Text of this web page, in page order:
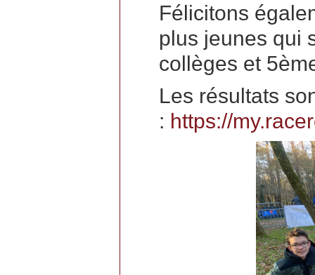
Félicitons
plus jeunes qui
collèges et
Les résultats
: https://